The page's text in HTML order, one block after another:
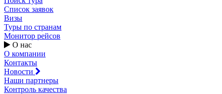
Список заявок
Визы
Туры по странам
Монитор рейсов
О нас
О компании
Контакты
Новости
Наши партнеры
Контроль качества